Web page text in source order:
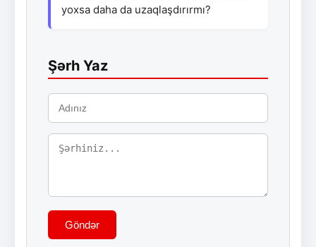
yoxsa daha da uzaqlaşdırırmı?
Şərh Yaz
Göndər